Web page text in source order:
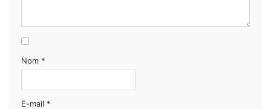
Nom *
E-mail *